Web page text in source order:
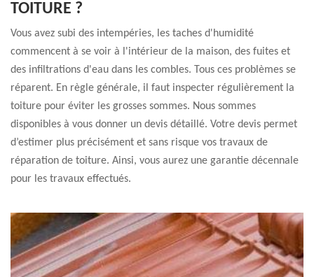
TOITURE ?
Vous avez subi des intempéries, les taches d'humidité
commencent à se voir à l'intérieur de la maison, des fuites et
des infiltrations d'eau dans les combles. Tous ces problèmes se
réparent. En règle générale, il faut inspecter régulièrement la
toiture pour éviter les grosses sommes. Nous sommes
disponibles à vous donner un devis détaillé. Votre devis permet
d’estimer plus précisément et sans risque vos travaux de
réparation de toiture. Ainsi, vous aurez une garantie décennale
pour les travaux effectués.